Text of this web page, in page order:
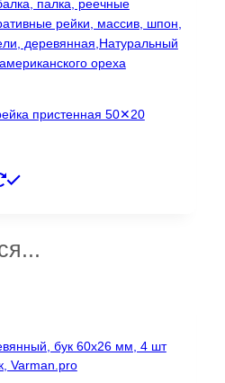
пристенная 50✕20
вариаций.
на
странице
бук 60х26 мм, 4 шт
Varman.pro